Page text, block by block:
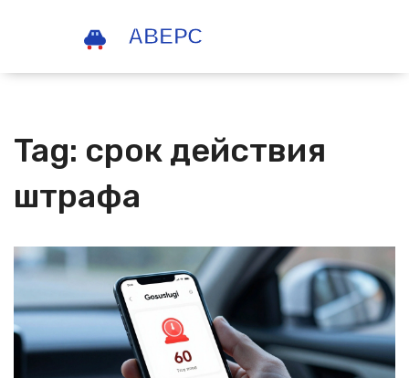
Tag: срок действия
штрафа